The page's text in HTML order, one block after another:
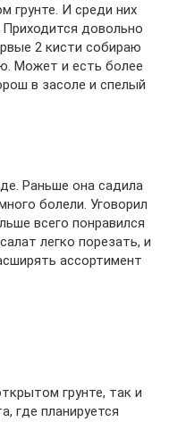
грунте. И среди них
довольно
2 кисти собираю
Может и есть более
в засоле и спелый
Раньше она садила
болели. Уговорил
всего понравился
легко порезать, и
ассортимент
грунте, так и
где планируется